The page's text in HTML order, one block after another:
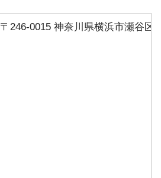
〒246-0015 神奈川県横浜市瀬谷区